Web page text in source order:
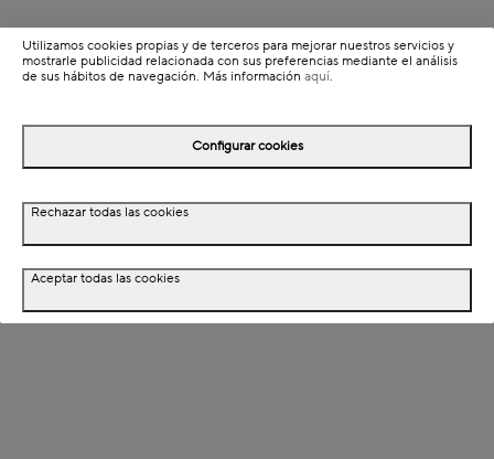
Detalles del producto
Información de envío
Detalles del producto
Descripción
Utilizamos cookies propias y de terceros para mejorar nuestros servicios y
mostrarle publicidad relacionada con sus preferencias mediante el análisis
de sus hábitos de navegación. Más información aquí.
Configurar cookies
Rechazar todas las cookies
Aceptar todas las cookies